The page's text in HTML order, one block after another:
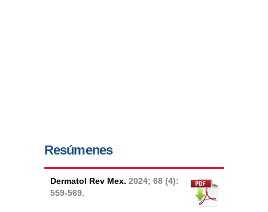
Resúmenes
Dermatol Rev Mex. 2024; 68 (4):
559-569.